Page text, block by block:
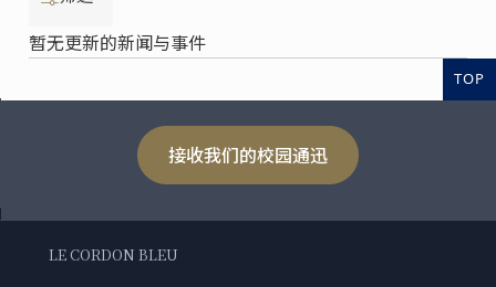
暂无更新的新闻与事件
TOP
接收我们的校园通迅
LE CORDON BLEU